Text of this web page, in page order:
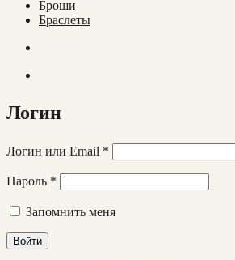
Броши
Браслеты
Логин
Логин или Email *
Пароль *
Запомнить меня
Войти